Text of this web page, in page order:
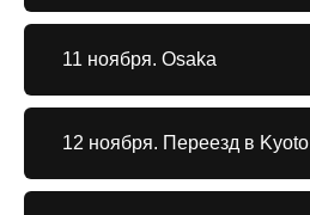
11 ноября. Osaka
12 ноября. Переезд в Kyoto